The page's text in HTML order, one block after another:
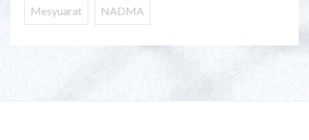
Mesyuarat NADMA